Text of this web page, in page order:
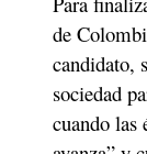
de
candidato,
sociedad
cuando las